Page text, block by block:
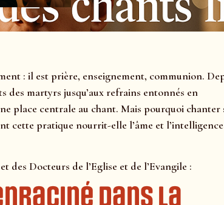
: il est prière, enseignement, communion.
des martyrs jusqu’aux refrains entonnés en
place centrale au chant. Mais pourquoi chanter
cette pratique nourrit-elle l’âme et
des Docteurs de l’Eglise et de l’Evangile :
dans la